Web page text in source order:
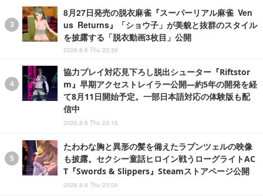
8月27日発売の脱衣麻雀『スーパーリアル麻雀 Ven
us Returns』「ショウ子」が美貌と抜群のスタイル
を披露する「脱衣動画3枚目」公開
2026.8.6 Thu 20:39
協力プレイ対応見下ろし脱出シューター『Riftstor
m』早期アクセストレイラー公開―約5年の開発を経
て8月11日開始予定。一部日本語対応の体験版も配
信中
2026.8.6 Thu 23:15
たわわな胸と異形の髪を備えたラプンツェルの映像
も披露。セクシー童話ヒロイン戦うローグライトAC
T『Swords & Slippers』Steamストアページ公開
2026.8.6 Thu 23:00